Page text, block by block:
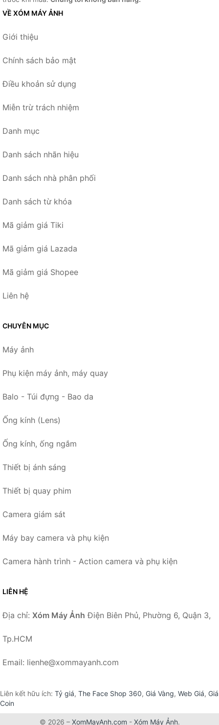
VỀ XÓM MÁY ẢNH
Giới thiệu
Chính sách bảo mật
Điều khoản sử dụng
Miễn trừ trách nhiệm
Danh mục
Danh sách nhãn hiệu
Danh sách nhà phân phối
Danh sách từ khóa
Mã giảm giá Tiki
Mã giảm giá Lazada
Mã giảm giá Shopee
Liên hệ
CHUYÊN MỤC
Máy ảnh
Phụ kiện máy ảnh, máy quay
Balo - Túi đựng - Bao da
Ống kính (Lens)
Ống kính, ống ngắm
Thiết bị ánh sáng
Thiết bị quay phim
Camera giám sát
Máy bay camera và phụ kiện
Camera hành trình - Action camera và phụ kiện
LIÊN HỆ
Địa chỉ: Xóm Máy Ảnh Điện Biên Phủ, Phường 6, Quận 3,
Tp.HCM
Email: lienhe@xommayanh.com
Liên kết hữu ích: Tỷ giá, The Face Shop 360, Giá Vàng, Web Giá, Giá
Coin
© 2026 – XomMayAnh.com - Xóm Máy Ảnh.